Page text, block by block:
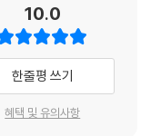
10.0
한줄평 쓰기
혜택 및 유의사항